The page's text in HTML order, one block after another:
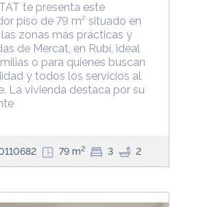
te presenta este
piso de 79 m² situado en
zonas más prácticas y
de Mercat, en Rubí, ideal
o para quienes buscan
y todos los servicios al
La vivienda destaca por su
79 m2 3 2